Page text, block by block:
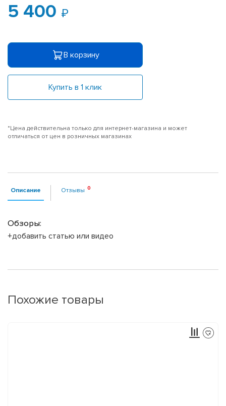
5 400
В корзину
Купить в 1 клик
*Цена действительна только для интернет-магазина и может
отличаться от цен в розничных магазинах
Описание Отзывы
Обзоры:
+добавить статью или видео
Похожие товары